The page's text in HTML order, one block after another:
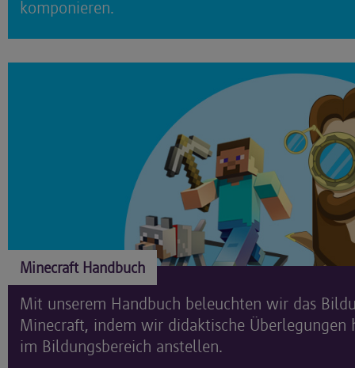
komponieren.
Minecraft Handbuch
Mit unserem Handbuch beleuchten wir das
Minecraft, indem wir didaktische
im Bildungsbereich anstellen.